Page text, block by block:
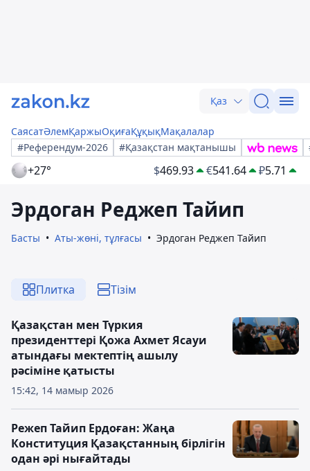
Қаз
СаясатӘлемҚаржыОқиғаҚұқықМақалалар
#Референдум-2026
#Қазақстан мақтанышы
+27° $469.93 €541.64 ₽5.71
Эрдоган Реджеп Тайип
Басты Аты-жөні, тұлғасы Эрдоган Реджеп Тайип
Плитка Тізім
15:42, 14 мамыр 2026
Қазақстан мен Түркия
президенттері Қожа Ахмет Ясауи
атындағы мектептің ашылу
рәсіміне қатысты
Режеп Тайип Ердоған: Жаңа
Конституция Қазақстанның бірлігін
одан әрі нығайтады